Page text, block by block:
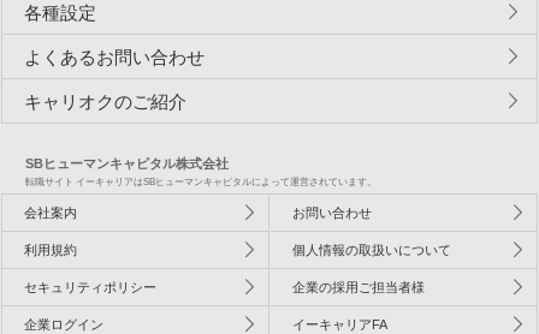
各種設定
よくあるお問い合わせ
キャリオクのご紹介
SBヒューマンキャピタル株式会社
転職サイト イーキャリアはSBヒューマンキャピタルによって運営されています。
会社案内 お問い合わせ
利用規約 個人情報の取扱いについて
セキュリティポリシー 企業の採用ご担当者様
企業ログイン イーキャリアFA